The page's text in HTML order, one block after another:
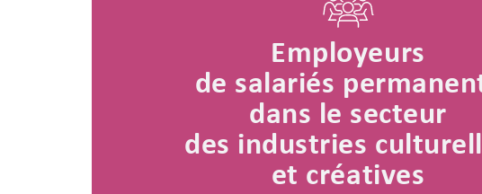
Employeurs
de salariés
dans le secteur
des industries
et créatives